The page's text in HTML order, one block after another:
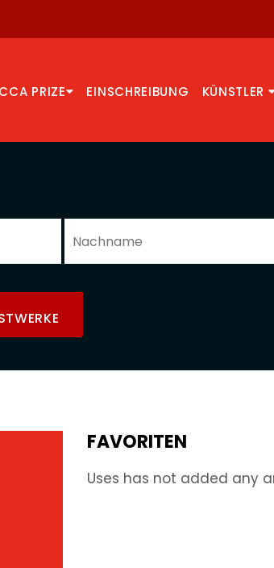
PRIZE EINSCHREIBUNG KÜNSTLER
FAVORITEN
Uses has not added any